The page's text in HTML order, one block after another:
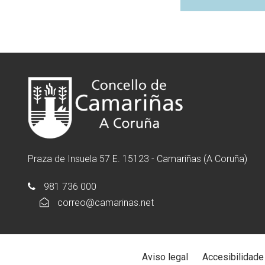
Praza de Insuela 57 E. 15123 - Camariñas (A Coruña)
981 736 000
correo@camarinas.net
Aviso legal Accesibilidade